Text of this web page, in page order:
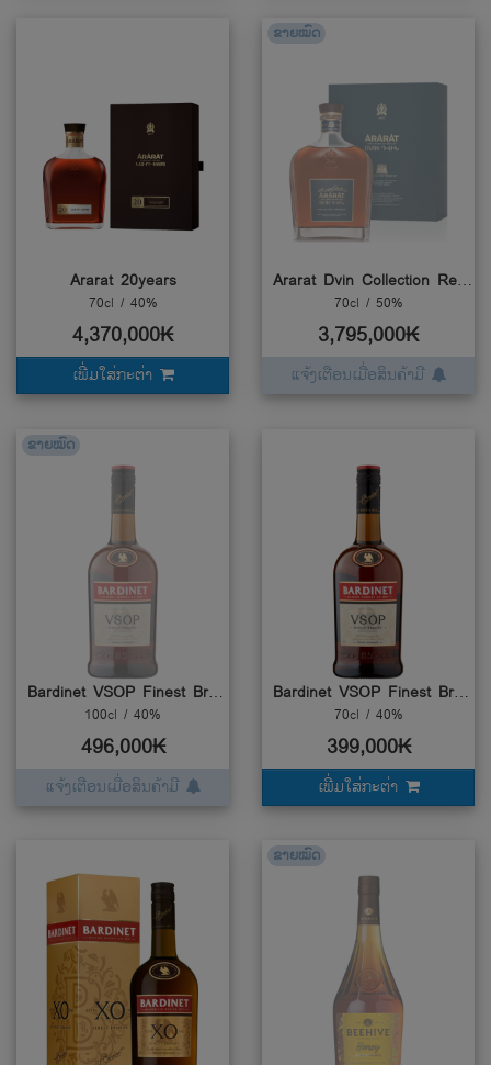
Ararat 20years
70cl / 40%
4,370,000₭
ເພີ່ມໃສ່ກະຕ່າ
ຂາຍໝົດ
Ararat Dvin Collection Reserve Brandy
70cl / 50%
3,795,000₭
ແຈ້ງເຕືອນເມື່ອສິນຄ້າມີ
ຂາຍໝົດ
Bardinet VSOP Finest Brandy
100cl / 40%
496,000₭
ແຈ້ງເຕືອນເມື່ອສິນຄ້າມີ
Bardinet VSOP Finest Brandy
70cl / 40%
399,000₭
ເພີ່ມໃສ່ກະຕ່າ
ຂາຍໝົດ